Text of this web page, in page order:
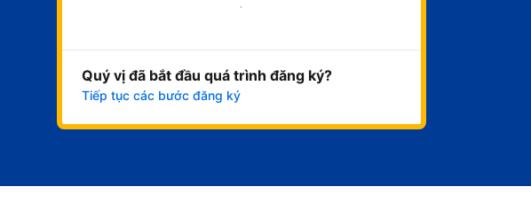
Bắt đầu ngay
Quý vị đã bắt đầu quá trình đăng ký?
Tiếp tục các bước đăng ký